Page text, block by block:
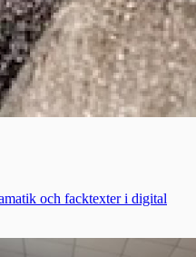
och facktexter i digital